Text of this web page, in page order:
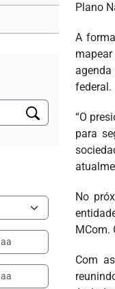
Plano
A
federal.
“O
para
No
MCom.
Com